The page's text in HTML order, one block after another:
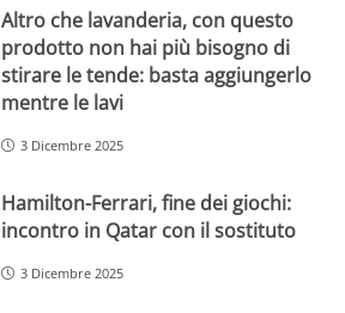
Altro che lavanderia, con questo
prodotto non hai più bisogno di
stirare le tende: basta aggiungerlo
mentre le lavi
3 Dicembre 2025
Hamilton-Ferrari, fine dei giochi:
incontro in Qatar con il sostituto
3 Dicembre 2025